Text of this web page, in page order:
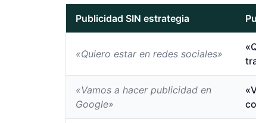
Publicidad SIN estrategia
«Quiero estar en redes sociales»
«Vamos a hacer publicidad en
Google»